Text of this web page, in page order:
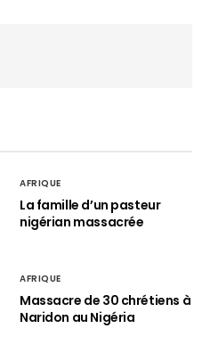
AFRIQUE
La famille d’un pasteur
nigérian massacrée
AFRIQUE
Massacre de 30 chrétiens à
Naridon au Nigéria